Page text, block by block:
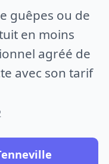
guêpes ou de
en moins
agréé de
avec son tarif